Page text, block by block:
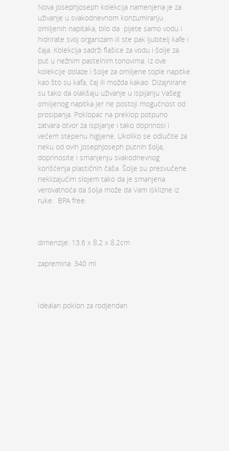
Nova JosephJoseph kolekcija namenjena je za
uživanje u svakodnevnom konzumiranju
omiljenih napitaka, bilo da pijete samo vodu i
hidrirate svoj organizam ili ste pak ljubitelj kafe i
čaja. Kolekcija sadrži flašice za vodu i šolje za
put u nežnim pastelnim tonovima. Iz ove
kolekcije dolaze i šolje za omiljene tople napitke
kao što su kafa, čaj ili možda kakao. Dizajnirane
su tako da olakšaju uživanje u ispijanju Vašeg
omiljenog napitka jer ne postoji mogućnost od
prosipanja. Poklopac na preklop potpuno
zatvara otvor za ispijanje i tako doprinosi i
većem stepenu higijene. Ukoliko se odlučite za
neku od ovih JosephJoseph putnih šolja,
doprinosite i smanjenju svakodnevnog
korišćenja plastičnih čaša. Šolje su presvučene
neklizajućim slojem tako da je smanjena
verovatnoća da šolja može da Vam isklizne iz
ruke. BPA free.
dimenzije: 13.6 x 8.2 x 8.2cm
zapremina: 340 ml
Idealan poklon za rodjendan.